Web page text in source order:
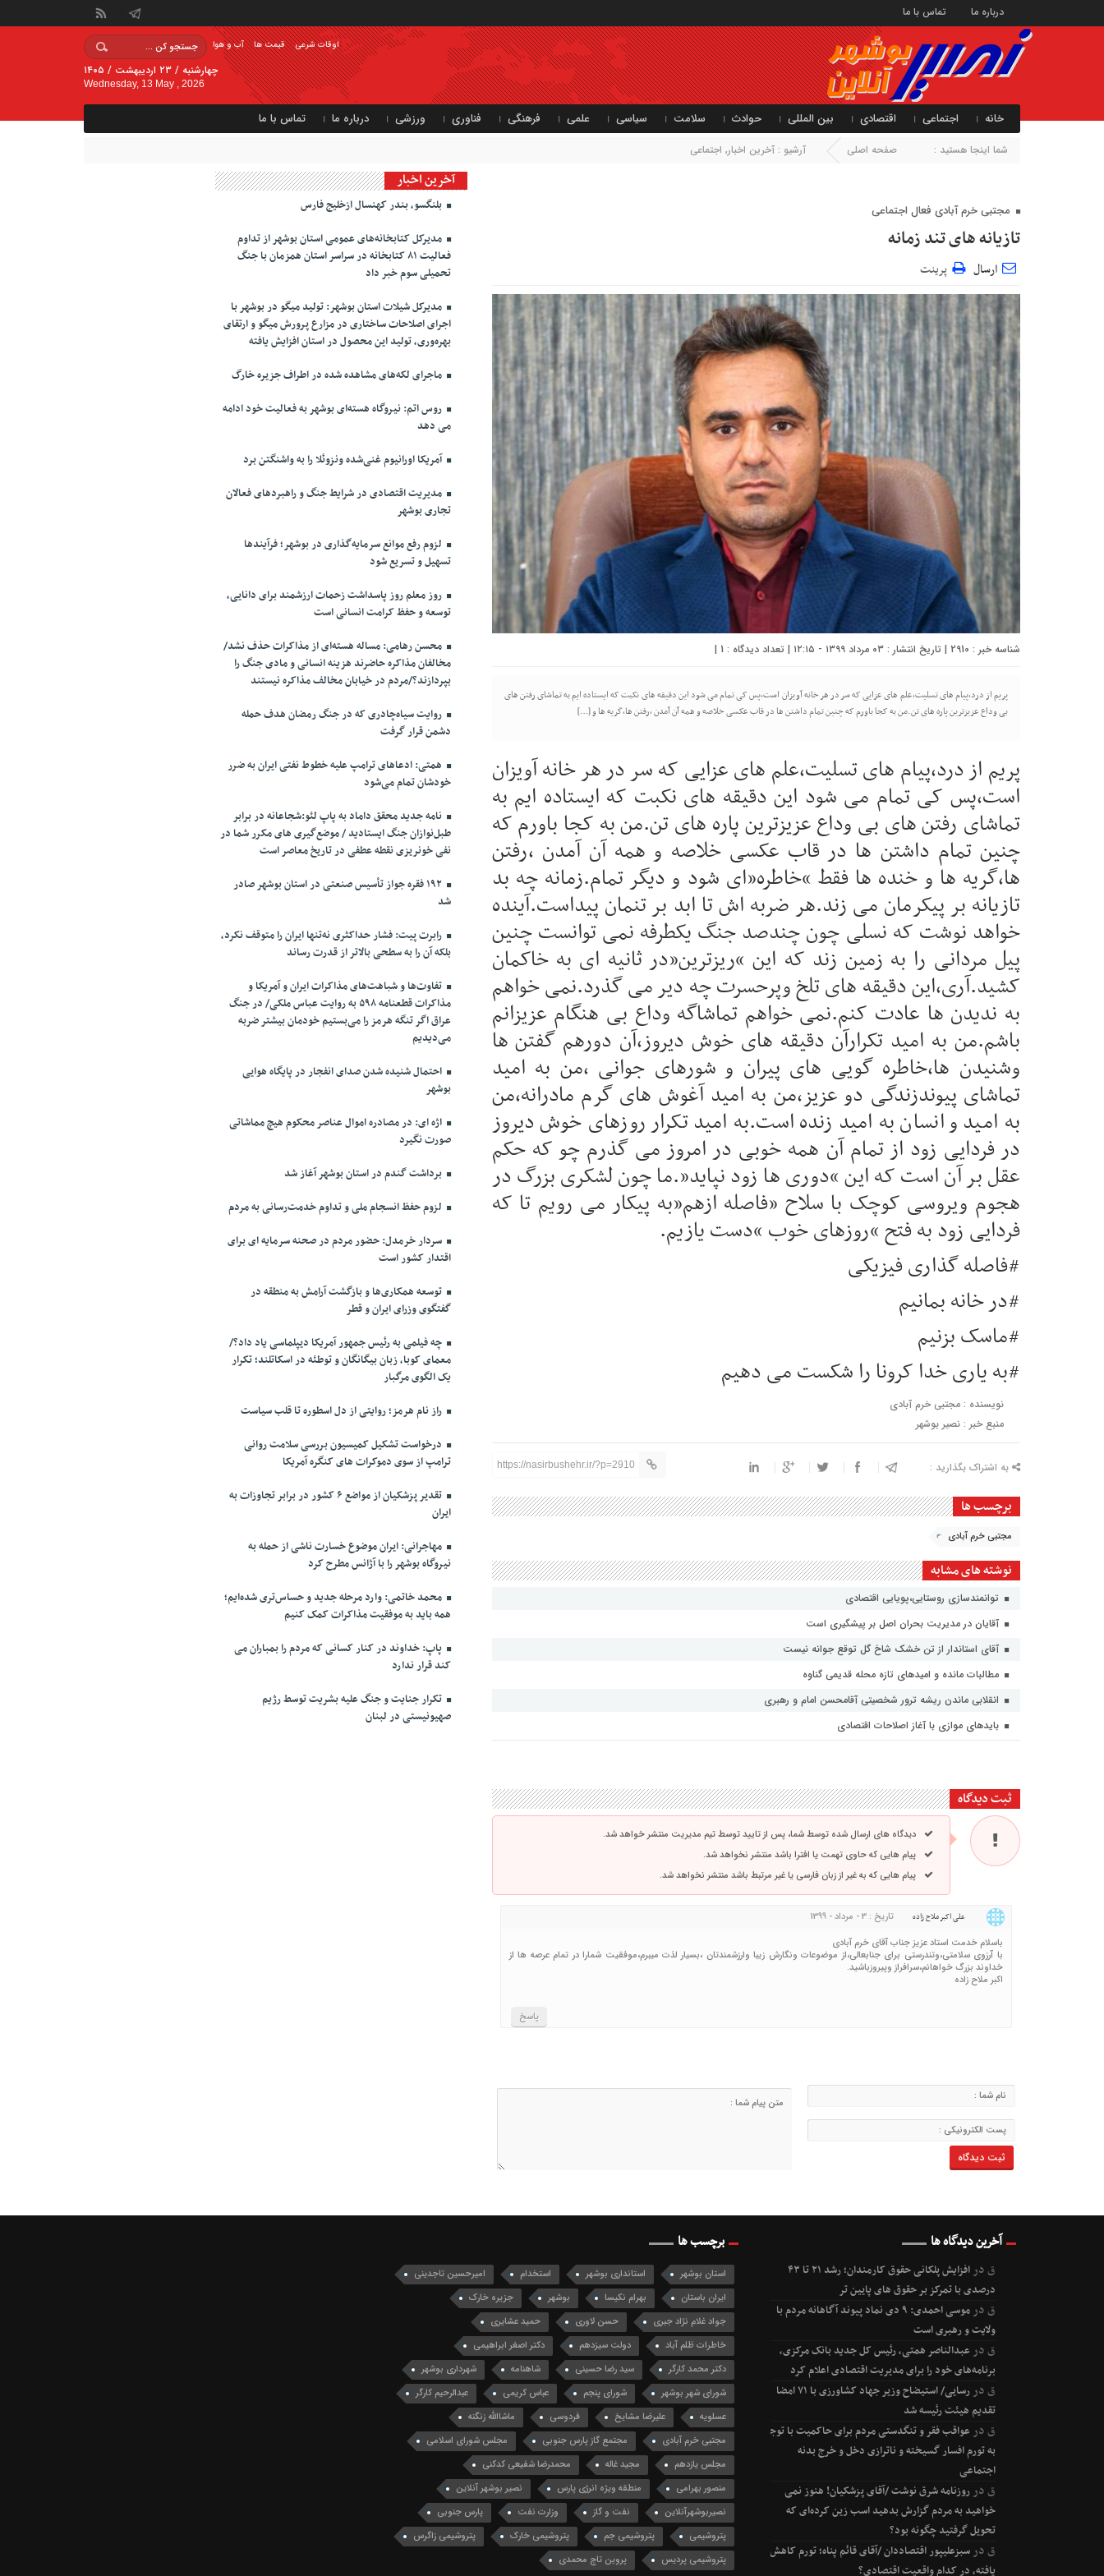
درباره ما تماس با ما
آب و هوا قیمت ها اوقات شرعی
چهارشنبه / ۲۳ اردیبهشت / ۱۴۰۵
Wednesday, 13 May , 2026
خانه اجتماعی اقتصادی بین المللی حوادث سلامت سیاسی علمی فرهنگی فناوری ورزشی درباره ما تماس با ما
شما اینجا هستید : صفحه اصلی آرشیو : آخرین اخبار, اجتماعی
مجتبی خرم آبادی فعال اجتماعی
تازیانه های تند زمانه
ارسال پرینت
شناسه خبر : 2910 | تاریخ انتشار : ۰۳ مرداد ۱۳۹۹ - ۱۲:۱۵ | تعداد دیدگاه : 1
|
پریم از درد،پیام های تسلیت،علم های عزایی که سر در هر خانه آویزان است،پس کی تمام می شود این دقیقه های نکبت که ایستاده ایم به تماشای رفتن های
بی وداع عزیزترین پاره های تن.من به کجا باورم که چنین تمام داشتن ها در قاب عکسی خلاصه و همه آن آمدن ،رفتن ها،گریه ها و […]
پریم از درد،پیام های تسلیت،علم های عزایی که سر در هر خانه آویزان
است،پس کی تمام می شود این دقیقه های نکبت که ایستاده ایم به
تماشای رفتن های بی وداع عزیزترین پاره های تن.من به کجا باورم که
چنین تمام داشتن ها در قاب عکسی خلاصه و همه آن آمدن ،رفتن
ها،گریه ها و خنده ها فقط “خاطره”ای شود و دیگر تمام.زمانه چه بد
تازیانه بر پیکرمان می زند.هر ضربه اش تا ابد بر تنمان پیداست.آینده
خواهد نوشت که نسلی چون چندصد جنگ یکطرفه نمی توانست چنین
پیل مردانی را به زمین زند که این “ریزترین”در ثانیه ای به خاکمان
کشید.آری،این دقیقه های تلخ وپرحسرت چه دیر می گذرد.نمی خواهم
به ندیدن ها عادت کنم.نمی خواهم تماشاگه وداع بی هنگام عزیزانم
باشم.من به امید تکرارآن دقیقه های خوش دیروز،آن دورهم گفتن ها
وشنیدن ها،خاطره گویی های پیران و شورهای جوانی ،من به امید
تماشای پیوندزندگی دو عزیز،من به امید آغوش های گرم مادرانه،من
به امید و انسان به امید زنده است.به امید تکرار روزهای خوش دیروز
در فردایی زود از تمام آن همه خوبی در امروز می گذرم چو که حکم
عقل بر آن است که این “دوری ها زود نپاید”.ما چون لشکری بزرگ در
هجوم ویروسی کوچک با سلاح ‌”فاصله ازهم”به پیکار می رویم تا که
فردایی زود به فتح “روزهای خوب “دست یازیم.
#فاصله گذاری فیزیکی
#در خانه بمانیم
#ماسک بزنیم
#به یاری خدا کرونا را شکست می دهیم
نویسنده : مجتبی خرم آبادی
منبع خبر : نصیر بوشهر
به اشتراک بگذارید : https://nasirbushehr.ir/?p=2910
برچسب ها
مجتبی خرم آبادی
نوشته های مشابه
توانمندسازی روستایی،پویایی اقتصادی
آقایان در مدیریت بحران اصل بر پیشگیری است
آقای استاندار از تن خشک شاخ گل توقع جوانه نیست
مطالبات مانده و امیدهای تازه محله قدیمی گناوه
انقلابی ماندن ریشه ترور شخصیتی آقامحسن امام و رهبری
بایدهای موازی با آغاز اصلاحات اقتصادی
ثبت دیدگاه
دیدگاه های ارسال شده توسط شما، پس از تایید توسط تیم مدیریت منتشر خواهد شد.
پیام هایی که حاوی تهمت یا افترا باشد منتشر نخواهد شد.
پیام هایی که به غیر از زبان فارسی یا غیر مرتبط باشد منتشر نخواهد شد.
علی اکبر ملاح زاده
تاریخ : 3 - مرداد - 1399
باسلام خدمت استاد عزیز جناب آقای خرم آبادی
با آرزوی سلامتی،وتندرستی برای جنابعالی،از موضوعات ونگارش زیبا وارزشمندتان ،بسیار لذت میبرم،موفقیت شمارا در تمام عرصه ها از
خداوند بزرگ خواهانم،سرافراز وپیروزباشید.
اکبر ملاح زاده
پاسخ
آخرین اخبار
بلنگسو، بندر کهنسال ازخلیج فارس
مدیرکل کتابخانه‌های عمومی استان بوشهر از تداوم
فعالیت ۸۱ کتابخانه در سراسر استان همزمان با جنگ
تحمیلی سوم خبر داد
مدیرکل شیلات استان بوشهر: تولید میگو در بوشهر با
اجرای اصلاحات ساختاری در مزارع پرورش میگو و ارتقای
بهره‌وری، تولید این محصول در استان افزایش یافته
ماجرای لکه‌های مشاهده شده در اطراف جزیره خارگ
روس اتم: نیروگاه هسته‌ای بوشهر به فعالیت خود ادامه
می دهد
آمریکا اورانیوم غنی‌شده ونزوئلا را به واشنگتن برد
مدیریت اقتصادی در شرایط جنگ و راهبردهای فعالان
تجاری بوشهر
لزوم رفع موانع سرمایه‌گذاری در بوشهر؛ فرآیندها
تسهیل و تسریع شود
روز معلم روز پاسداشت زحمات ارزشمند برای دانایی،
توسعه و حفظ کرامت انسانی است
محسن رهامی: مساله هسته‌ای از مذاکرات حذف نشد/
مخالفان مذاکره حاضرند هزینه انسانی و مادی جنگ را
بپردازند؟/مردم در خیابان مخالف مذاکره نیستند
روایت سیاه‌چادری که در جنگ رمضان هدف حمله
دشمن قرار گرفت
همتی: ادعاهای ترامپ علیه خطوط نفتی ایران به ضرر
خودشان تمام می‌شود
نامه جدید محقق داماد به پاپ لئو:شجاعانه در برابر
طبل‌نوازان جنگ ایستادید / موضع‌گیری های مکرر شما در
نفی خونریزی نقطه عطفی در تاریخ معاصر است
۱۹۲ فقره جواز تأسیس صنعتی در استان بوشهر صادر
شد
رابرت پیت: فشار حداکثری نه‌تنها ایران را متوقف نکرد،
بلکه آن را به سطحی بالاتر از قدرت رساند
تفاوت‌ها و شباهت‌های مذاکرات ایران و آمریکا و
مذاکرات قطعنامه ۵۹۸ به روایت عباس ملکی/ در جنگ
عراق اگر تنگه هرمز را می‌بستیم خودمان بیشتر ضربه
می‌دیدیم
احتمال شنیده شدن صدای انفجار در پایگاه هوایی
بوشهر
اژه ای: در مصادره اموال عناصر محکوم هیچ مماشاتی
صورت نگیرد
برداشت گندم در استان بوشهر آغاز شد
لزوم حفظ انسجام ملی و تداوم خدمت‌رسانی به مردم
سردار خرمدل: حضور مردم در صحنه سرمایه ای برای
اقتدار کشور است
توسعه همکاری‌ها و بازگشت آرامش به منطقه در
گفتگوی وزرای ایران و قطر
چه فیلمی به رئیس جمهور آمریکا دیپلماسی یاد داد؟/
معمای کوبا، زبان بیگانگان و توطئه در اسکاتلند؛ تکرار
یک الگوی مرگبار
راز نام هرمز؛ روایتی از دل اسطوره تا قلب سیاست
درخواست تشکیل کمیسیون بررسی سلامت روانی
ترامپ از سوی دموکرات های کنگره آمریکا
تقدیر پزشکیان از مواضع ۶ کشور در برابر تجاوزات به
ایران
مهاجرانی: ایران موضوع خسارت ناشی از حمله به
نیروگاه بوشهر را با آژانس مطرح کرد
محمد خاتمی: وارد مرحله جدید و حساس‌تری شده‌ایم؛
همه باید به موفقیت مذاکرات کمک کنیم
پاپ: خداوند در کنار کسانی که مردم را بمباران می
کند قرار ندارد
تکرار جنایت و جنگ علیه بشریت توسط رژیم
صهیونیستی در لبنان
آخرین دیدگاه ها
قدر
افزایش پلکانی حقوق کارمندان؛ رشد ۲۱ تا ۴۳
درصدی با تمرکز بر حقوق های پایین تر
قدر
موسی احمدی: ۹ دی نماد پیوند آگاهانه مردم با
ولایت و رهبری است
قدرعبدالناصر همتی، رئیس کل جدید بانک مرکزی،
برنامه‌های خود را برای مدیریت اقتصادی اعلام کرد
قدر
رسایی/ استیضاح وزیر جهاد کشاورزی با ۷۱ امضا
تقدیم هیئت رئیسه شد
قدرعواقب فقر و تنگدستی مردم برای حاکمیت با توجه
به تورم افسار گسیخته و ناترازی دخل و خرج بدنه
اجتماعی
قدرروزنامه شرق نوشت /آقای پزشکیان! هنوز نمی
خواهید به مردم گزارش بدهید اسب زین کرده‌ای که
تحویل گرفتید چگونه بود؟
قدرسبزعلیپور اقتصاددان /آقای قائم پناه؛ تورم کاهش
یافته، در کدام واقعیت اقتصادی؟
برچسب ها
استان بوشهر استانداری بوشهر استخدام
امیرحسین تاجدینی
ایران باستان
بهرام نکیسا بوشهر
جزیره خارک
جواد غلام نژاد جبری
حسن لاوری
حمید عشایری
خاطرات ظلم آباد
دولت سیزدهم
دکتر اصغر ابراهیمی
دکتر محمد کارگر
سید رضا حسینی شاهنامه
شهرداری بوشهر
شورای شهر بوشهر
شورای پنجم عباس کریمی
عبدالرحیم کارگر
عسلویه
علیرضا مشایخ فردوسی
ماشاالله زنگنه
مجتبی خرم آبادی
مجتمع گاز پارس جنوبی
مجلس شورای اسلامی
مجلس یازدهم
مجید غاله
محمدرضا شفیعی کدکنی
منصور بهرامی
منطقه ویژه انرژی پارس
نصیر بوشهر آنلاین
نصیربوشهرآنلاین
نفت و گاز وزارت نفت
پارس جنوبی
پتروشیمی
پتروشیمی جم پتروشیمی خارک
پتروشیمی زاگرس
پتروشیمی پردیس
پروین تاج محمدی